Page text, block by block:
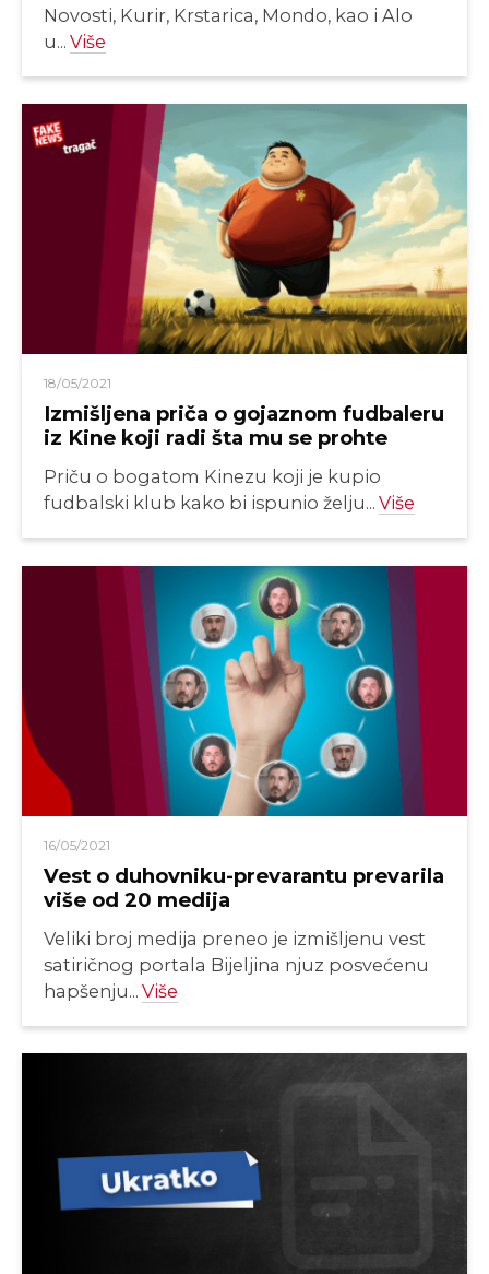
Novosti, Kurir, Krstarica, Mondo, kao i Alo
u... Više
18/05/2021
Izmišljena priča o gojaznom fudbaleru
iz Kine koji radi šta mu se prohte
Priču o bogatom Kinezu koji je kupio
fudbalski klub kako bi ispunio želju... Više
16/05/2021
Vest o duhovniku-prevarantu prevarila
više od 20 medija
Veliki broj medija preneo je izmišljenu vest
satiričnog portala Bijeljina njuz posvećenu
hapšenju... Više